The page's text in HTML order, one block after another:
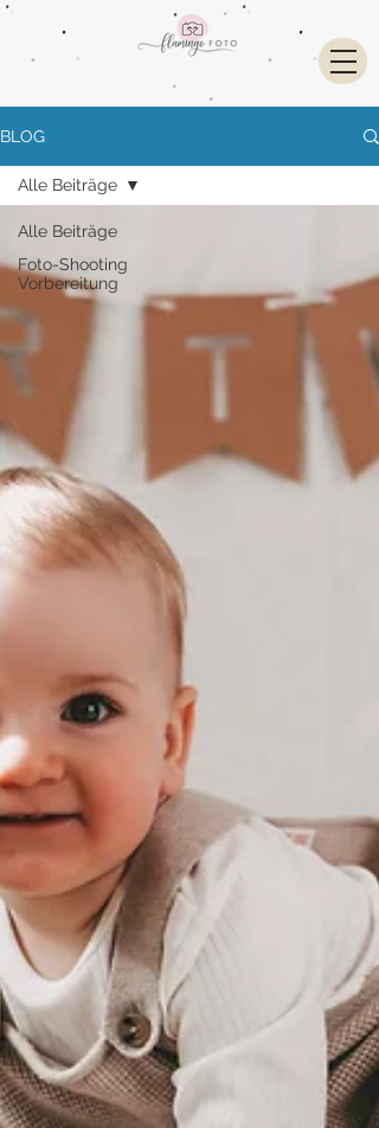
BLOG
Alle Beiträge
Foto-Shooting
Vorbereitung
Alle Beiträge